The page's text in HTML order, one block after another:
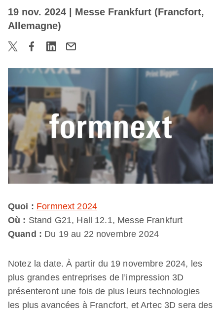
19 nov. 2024
| Messe Frankfurt (Francfort,
Allemagne)
Quoi : Formnext 2024
Où : Stand G21, Hall 12.1, Messe Frankfurt
Quand : Du 19 au 22 novembre 2024
Notez la date. À partir du 19 novembre 2024, les
plus grandes entreprises de l’impression 3D
présenteront une fois de plus leurs technologies
les plus avancées à Francfort, et Artec 3D sera des